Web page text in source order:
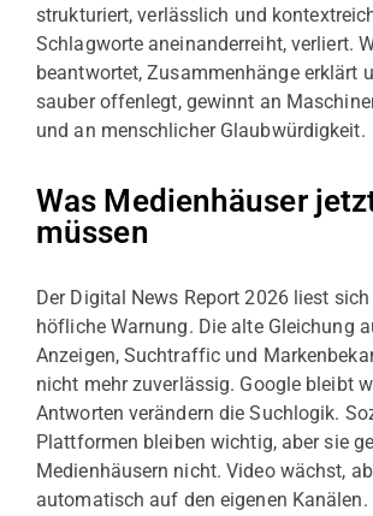
strukturiert, verlässlich und
Schlagworte aneinanderreiht, verliert.
beantwortet, Zusammenhänge erklärt
sauber offenlegt, gewinnt an
und an menschlicher Glaubwürdigkeit.
Was Medienhäuser
müssen
Der Digital News Report 2026 liest
höfliche Warnung. Die alte Gleichung
Anzeigen, Suchtraffic und
nicht mehr zuverlässig. Google bleibt
Antworten verändern die Suchlogik.
Plattformen bleiben wichtig, aber sie
Medienhäusern nicht. Video wächst,
automatisch auf den eigenen Kanälen.